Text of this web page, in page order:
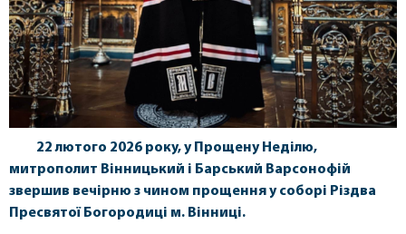
22 лютого 2026 року, у Прощену Неділю,
митрополит Вінницький і Барський Варсонофій
звершив вечірню з чином прощення у соборі Різдва
Пресвятої Богородиці м. Вінниці.